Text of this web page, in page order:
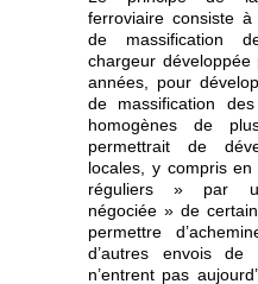
ferroviaire consiste
de massification
chargeur
années, pour
de massification
homogènes de
permettrait de
locales, y compris
réguliers » par
négociée » de
permettre
d’autres envois
n’entrent pas